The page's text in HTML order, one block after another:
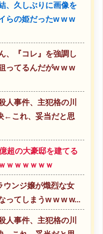
、久しぶりに画像を
らの姫だったw w w
、『コレ』を強調し
ってるんだがw w w
人事件、主犯格の川
←これ、妥当だと思
超の大豪邸を建てる
ｗｗｗｗｗｗ
ウンジ嬢が熾烈な女
ってしまうw w w w...
人事件、主犯格の川